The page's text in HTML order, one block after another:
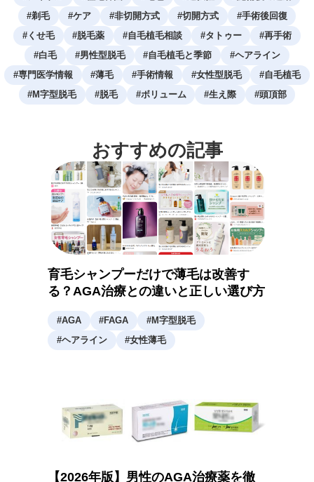
#剃毛 #ケア #非切開方式 #切開方式 #手術後回復
#くせ毛 #脱毛薬 #自毛植毛相談 #タトゥー #再手術
#白毛 #男性型脱毛 #自毛植毛と季節 #ヘアライン
#専門医学情報 #薄毛 #手術情報 #女性型脱毛 #自毛植毛
#M字型脱毛 #脱毛 #ボリューム #生え際 #頭頂部
おすすめの記事
育毛シャンプーだけで薄毛は改善す
る？AGA治療との違いと正しい選び方
#AGA #FAGA #M字型脱毛
#ヘアライン #女性薄毛
【2026年版】男性のAGA治療薬を徹